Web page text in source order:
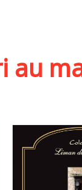
au